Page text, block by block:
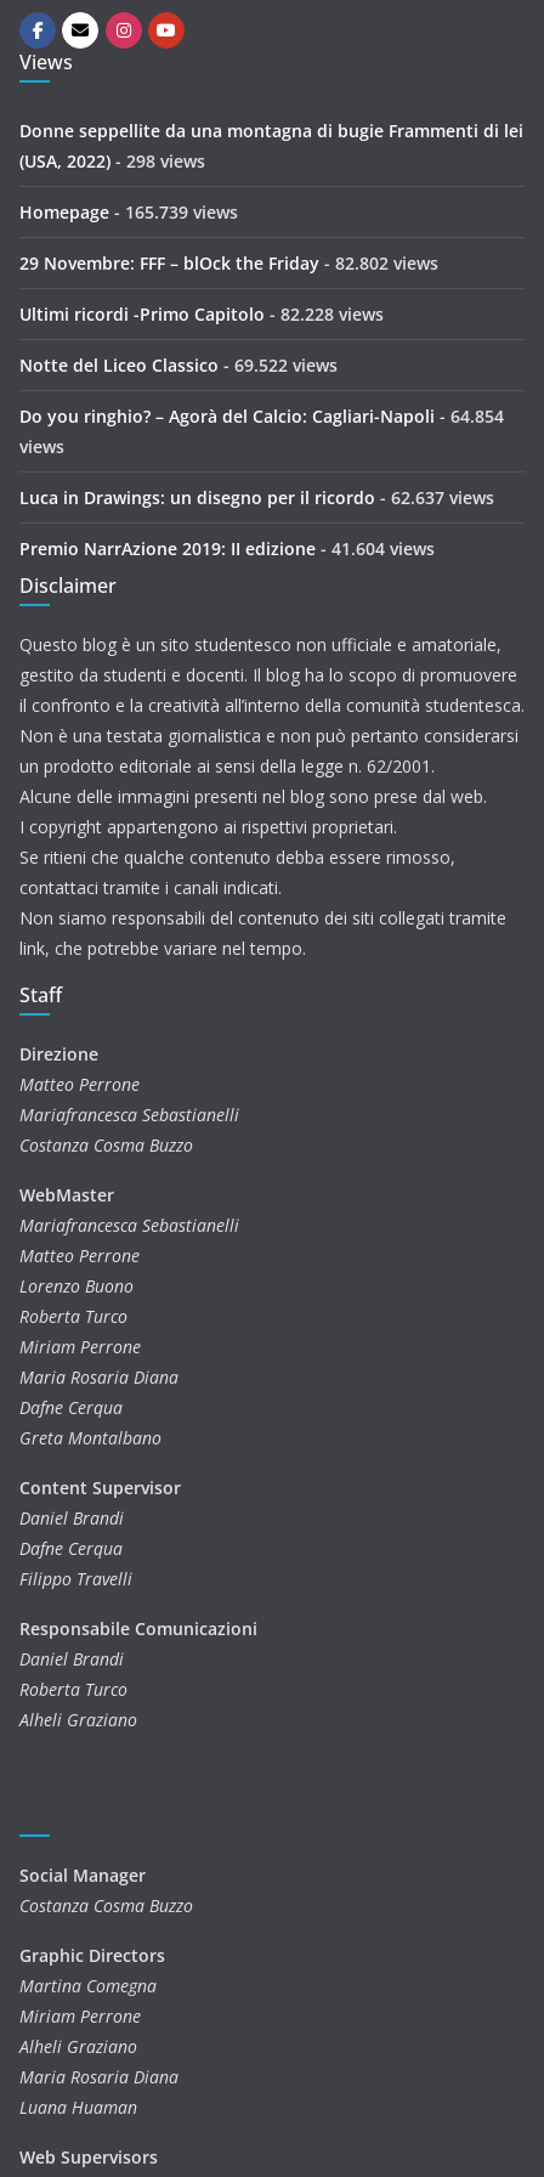
Views
Donne seppellite da una montagna di bugie Frammenti di lei
(USA, 2022) - 298 views
Homepage - 165.739 views
29 Novembre: FFF – blOck the Friday - 82.802 views
Ultimi ricordi -Primo Capitolo - 82.228 views
Notte del Liceo Classico - 69.522 views
Do you ringhio? – Agorà del Calcio: Cagliari-Napoli - 64.854
views
Luca in Drawings: un disegno per il ricordo - 62.637 views
Premio NarrAzione 2019: II edizione - 41.604 views
Disclaimer
Questo blog è un sito studentesco non ufficiale e amatoriale,
gestito da studenti e docenti. Il blog ha lo scopo di promuovere
il confronto e la creatività all’interno della comunità studentesca.
Non è una testata giornalistica e non può pertanto considerarsi
un prodotto editoriale ai sensi della legge n. 62/2001.
Alcune delle immagini presenti nel blog sono prese dal web.
I copyright appartengono ai rispettivi proprietari.
Se ritieni che qualche contenuto debba essere rimosso,
contattaci tramite i canali indicati.
Non siamo responsabili del contenuto dei siti collegati tramite
link, che potrebbe variare nel tempo.
Staff
Direzione
Matteo Perrone
Mariafrancesca Sebastianelli
Costanza Cosma Buzzo
WebMaster
Mariafrancesca Sebastianelli
Matteo Perrone
Lorenzo Buono
Roberta Turco
Miriam Perrone
Maria Rosaria Diana
Dafne Cerqua
Greta Montalbano
Content Supervisor
Daniel Brandi
Dafne Cerqua
Filippo Travelli
Responsabile Comunicazioni
Daniel Brandi
Roberta Turco
Alheli Graziano
Social Manager
Costanza Cosma Buzzo
Graphic Directors
Martina Comegna
Miriam Perrone
Alheli Graziano
Maria Rosaria Diana
Luana Huaman
Web Supervisors